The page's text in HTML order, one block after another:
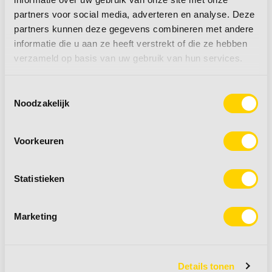
partners voor social media, adverteren en analyse. Deze
partners kunnen deze gegevens combineren met andere
informatie die u aan ze heeft verstrekt of die ze hebben
verzameld op basis van uw gebruik van hun services.
Noodzakelijk
Voorkeuren
Statistieken
Marketing
Details tonen
• Compact design
• Overzichtelijke koffer
meer informatie